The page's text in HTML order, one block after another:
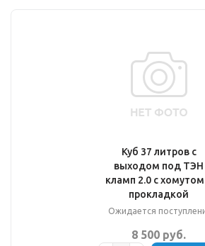
Куб 37 литров с
выходом под ТЭН
кламп 2.0 с
прокладкой
Ожидается
8 500 руб.